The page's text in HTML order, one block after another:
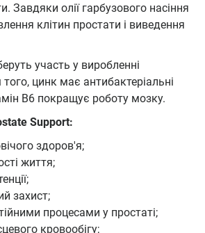
Завдяки олії гарбузового насіння
клітин простати і виведення
участь у виробленні
того, цинк має антибактеріальні
В6 покращує роботу мозку.
Support:
здоров'я;
життя;
захист;
процесами у простаті;
кровообігу;